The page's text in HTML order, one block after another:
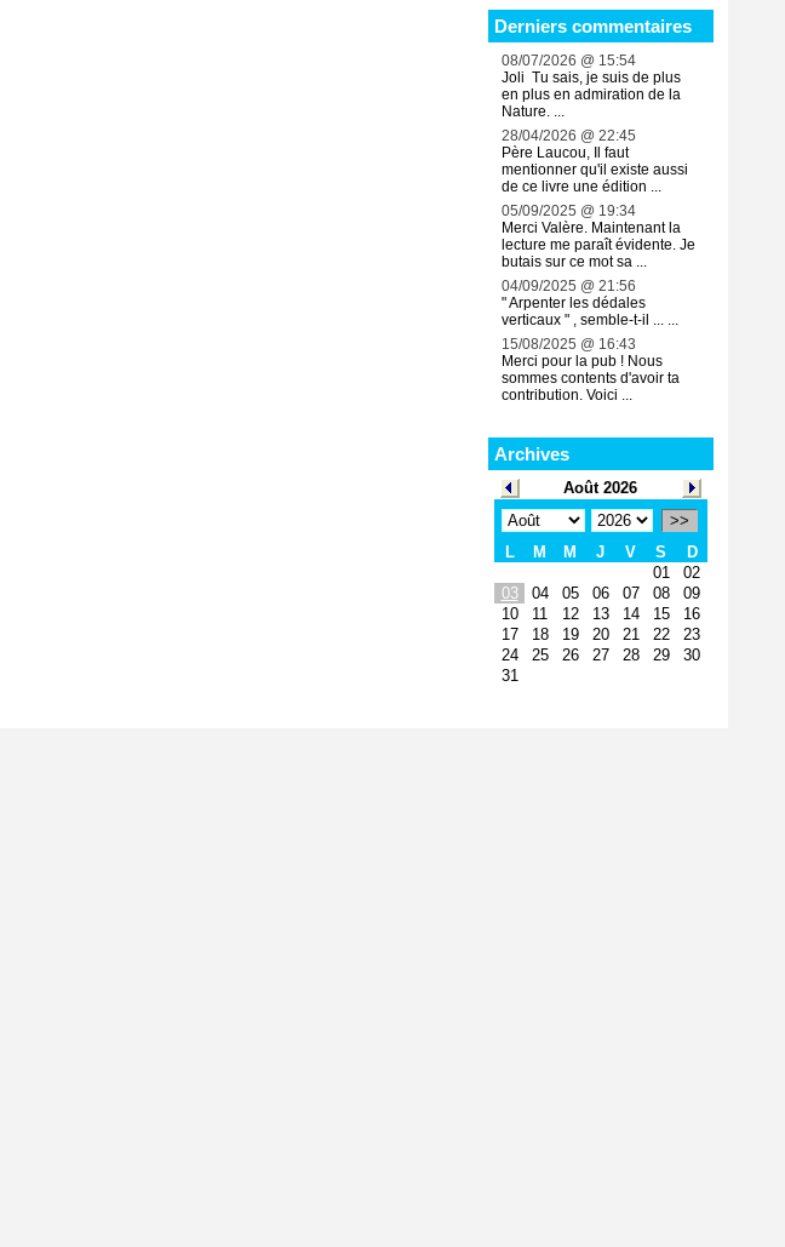
Derniers commentaires
08/07/2026 @ 15:54
Joli Tu sais, je suis de plus
en plus en admiration de la
Nature. ...
28/04/2026 @ 22:45
Père Laucou, Il faut
mentionner qu'il existe aussi
de ce livre une édition ...
05/09/2025 @ 19:34
Merci Valère. Maintenant la
lecture me paraît évidente. Je
butais sur ce mot sa ...
04/09/2025 @ 21:56
" Arpenter les dédales
verticaux " , semble-t-il ... ...
15/08/2025 @ 16:43
Merci pour la pub ! Nous
sommes contents d'avoir ta
contribution. Voici ...
Archives
Août 2026
>>
L
M M J V S
D
01
02
03
04 05 06 07 08
09
10
11 12 13 14 15
16
17
18 19 20 21 22
23
24
25 26 27 28 29
30
31